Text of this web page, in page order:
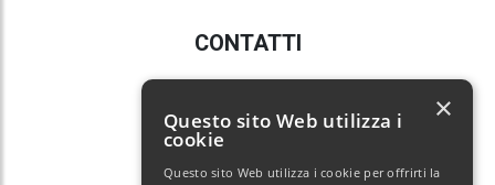
CONTATTI
E-mail:info@poochy.it
Questo sito Web utilizza i
cookie
Questo sito Web utilizza i cookie per offrirti la
×